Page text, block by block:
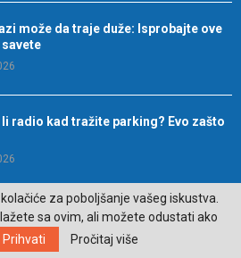
može da traje duže: Isprobajte ove
li radio kad tražite parking? Evo zašto
da se odvojimo od
ekrana“
za poboljšanje vašeg iskustva.
sa ovim, ali možete odustati ako
Prihvati Pročitaj više